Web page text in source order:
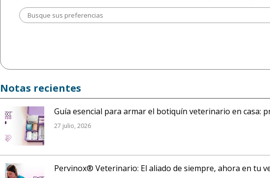
Notas recientes
Guía esencial para armar el botiquín veterinario en casa:
27 julio, 2026
Pervinox® Veterinario: El aliado de siempre, ahora en tu